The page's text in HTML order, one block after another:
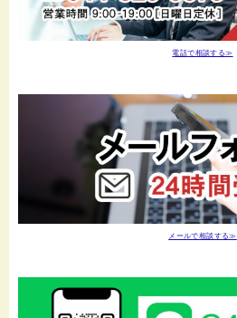
電話で相談する≫
メールで相談する≫